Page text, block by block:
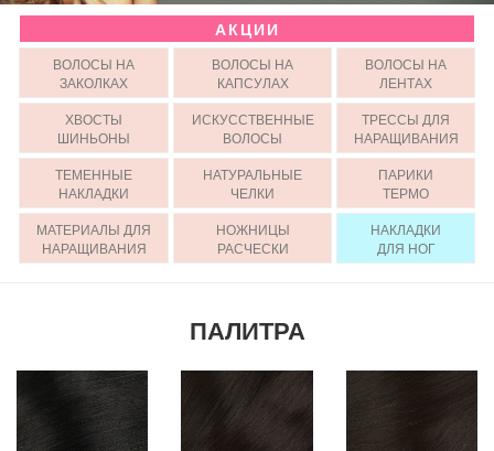
АКЦИИ
ВОЛОСЫ НА
ЗАКОЛКАХ
ВОЛОСЫ НА
КАПСУЛАХ
ВОЛОСЫ НА
ЛЕНТАХ
ХВОСТЫ
ШИНЬОНЫ
ИСКУССТВЕННЫЕ
ВОЛОСЫ
ТРЕССЫ ДЛЯ
НАРАЩИВАНИЯ
ТЕМЕННЫЕ
НАКЛАДКИ
НАТУРАЛЬНЫЕ
ЧЕЛКИ
ПАРИКИ
ТЕРМО
МАТЕРИАЛЫ ДЛЯ
НАРАЩИВАНИЯ
НОЖНИЦЫ
РАСЧЕСКИ
НАКЛАДКИ
ДЛЯ НОГ
ПАЛИТРА